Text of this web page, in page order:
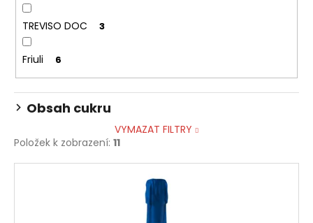
TREVISO DOC 3
Friuli 6
Obsah cukru
VYMAZAT FILTRY
Položek k zobrazení: 11
V